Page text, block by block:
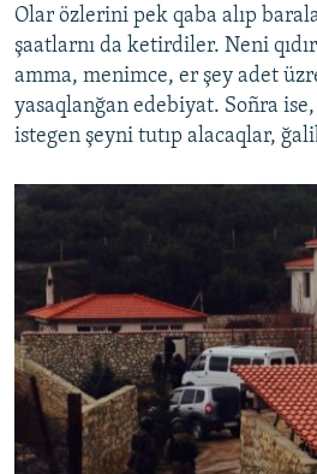
Olar özlerini pek qaba alıp
şaatlarnı da ketirdiler. Neni
amma, menimce, er şey adet
yasaqlanğan edebiyat. Soñra
istegen şeyni tutıp alacaqlar,